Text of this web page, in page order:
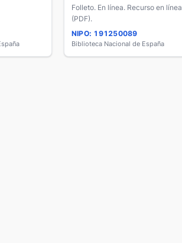
Folleto. En línea. Recurso en línea
(PDF).
NIPO: 191250089
Biblioteca Nacional de España